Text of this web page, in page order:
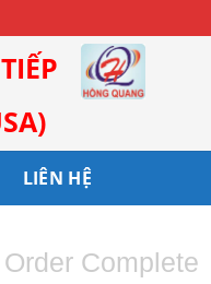
LIÊN HỆ
Order Complete